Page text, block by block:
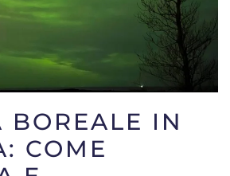
BOREALE IN
COME